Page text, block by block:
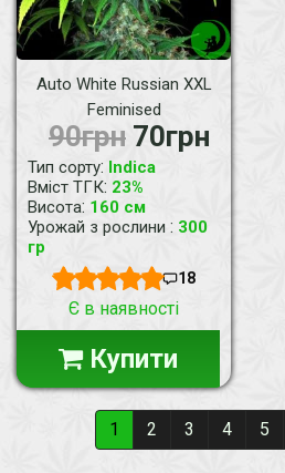
Auto White Russian XXL
Feminised
90грн 70грн
Тип сорту: Indica
Вміст ТГК: 23%
Висота: 160 см
Урожай з рослини : 300
гр
18
Є в наявності
Купити
1 2 3 4 5